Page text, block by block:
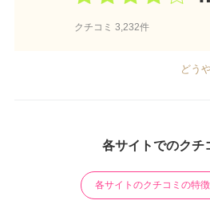
クチコミ 3,232件
どう
各サイトでのクチ
各サイトのクチコミの特